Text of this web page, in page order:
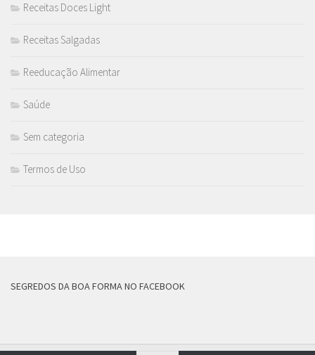
Receitas Doces Light
Receitas Salgadas
Reeducação Alimentar
Saúde
Sem categoria
Termos de Uso
SEGREDOS DA BOA FORMA NO FACEBOOK